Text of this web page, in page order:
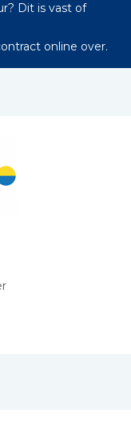
Dit is vast of
online over.